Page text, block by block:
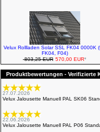
Velux Rollladen Solar SSL FK04 0000K
FK04, F04)
803,25 EUR 570,00 EUR*
Produktbewertungen - Verifizierte
27.07.2026
Velux Jalousette Manuell PAL SK06
22.06.2026
Velux Jalousette Manuell PAL P06